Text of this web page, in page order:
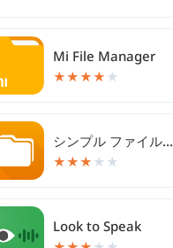
Mi File Manager
★★★★ ★
シンプル ファイル マネージャ
★★★ ★ ★
Look to Speak